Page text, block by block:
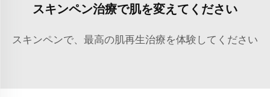
スキンペン治療で肌を変えてください
スキンペンで、最高の肌再生治療を体験してください